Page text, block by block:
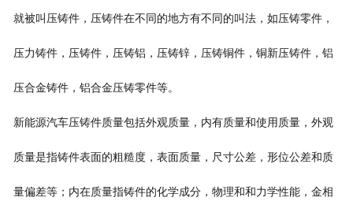
就被叫压铸件，压铸件在不同的地方有不同的叫法，如压铸零件，
压力铸件，压铸件，压铸铝，压铸锌，压铸铜件，铜新压铸件，铝
压合金铸件，铝合金压铸零件等。
新能源汽车压铸件质量包括外观质量，内有质量和使用质量，外观
质量是指铸件表面的粗糙度，表面质量，尺寸公差，形位公差和质
量偏差等；内在质量指铸件的化学成分，物理和和力学性能，金相